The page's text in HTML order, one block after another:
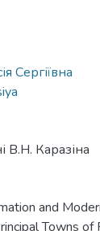
Сергіївна
В.Н. Каразіна
and
Towns